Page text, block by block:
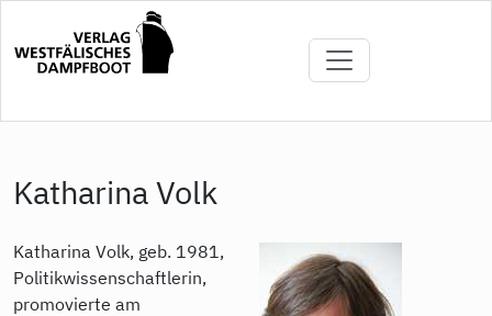
Inhalt
Katharina Volk
Katharina Volk, geb. 1981,
Politikwissenschaftlerin,
promovierte am